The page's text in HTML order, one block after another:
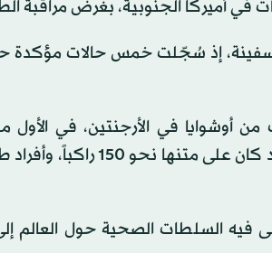
في أميركا الجنوبية، بغرض مراقبة
إذ سُجّلت خمس حالات مؤكدة
أوشوايا في الأرجنتين، في الأول
(نيسان)، ومن المتوقَّع أن تصل إلى جزر الكناري الإسبانية مع نهاية الأسبوع.
توفي في 11 أبريل، في وقت تسعى فيه السلطات الصحية حول